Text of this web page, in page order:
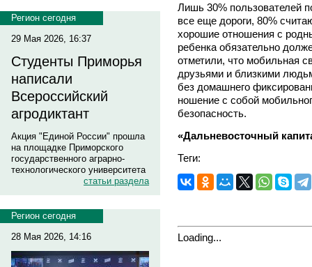
Регион сегодня
29 Мая 2026, 16:37
Студенты Приморья
написали
Всероссийский
агродиктант
Акция "Единой России" прошла
на площадке Приморского
государственного аграрно-
технологического университета
статьи раздела
Регион сегодня
28 Мая 2026, 14:16
Лишь 30% пользователей
все еще дороги, 80%
хорошие отношения с
ребенка обязательно
отметили, что мобильная
друзьями и близкими
без домашнего
ношение с собой
безопасность.
«Дальневосточный
Теги:
Loading...